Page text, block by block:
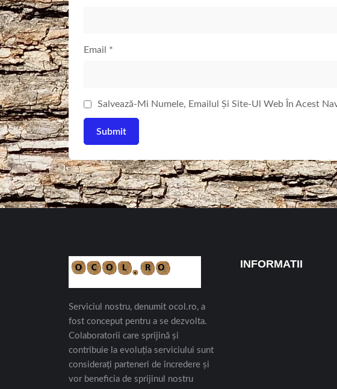
Email *
Salvează-Mi Numele, Emailul Și Site-Ul Web În Acest
Serviciul nostru, denumit ocol.ro, a
fost conceput pentru a se dezvolta.
Colaboratorii care sprijină și
contribuie la evoluția serviciului sunt
considerați parteneri de încredere și
vor beneficia de sprijinul nostru
INFORMATII